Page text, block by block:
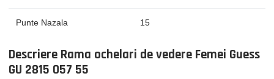
Punte Nazala 15
Descriere Rama ochelari de vedere Femei Guess
GU 2815 057 55